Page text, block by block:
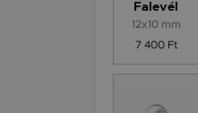
Falevél
12x10 mm
7 400 Ft